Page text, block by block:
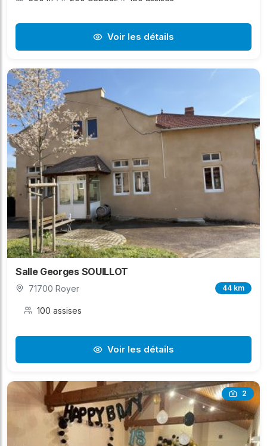
Voir les détails
Salle Georges SOUILLOT
71700 Royer 44 km
100 assises
Voir les détails
2